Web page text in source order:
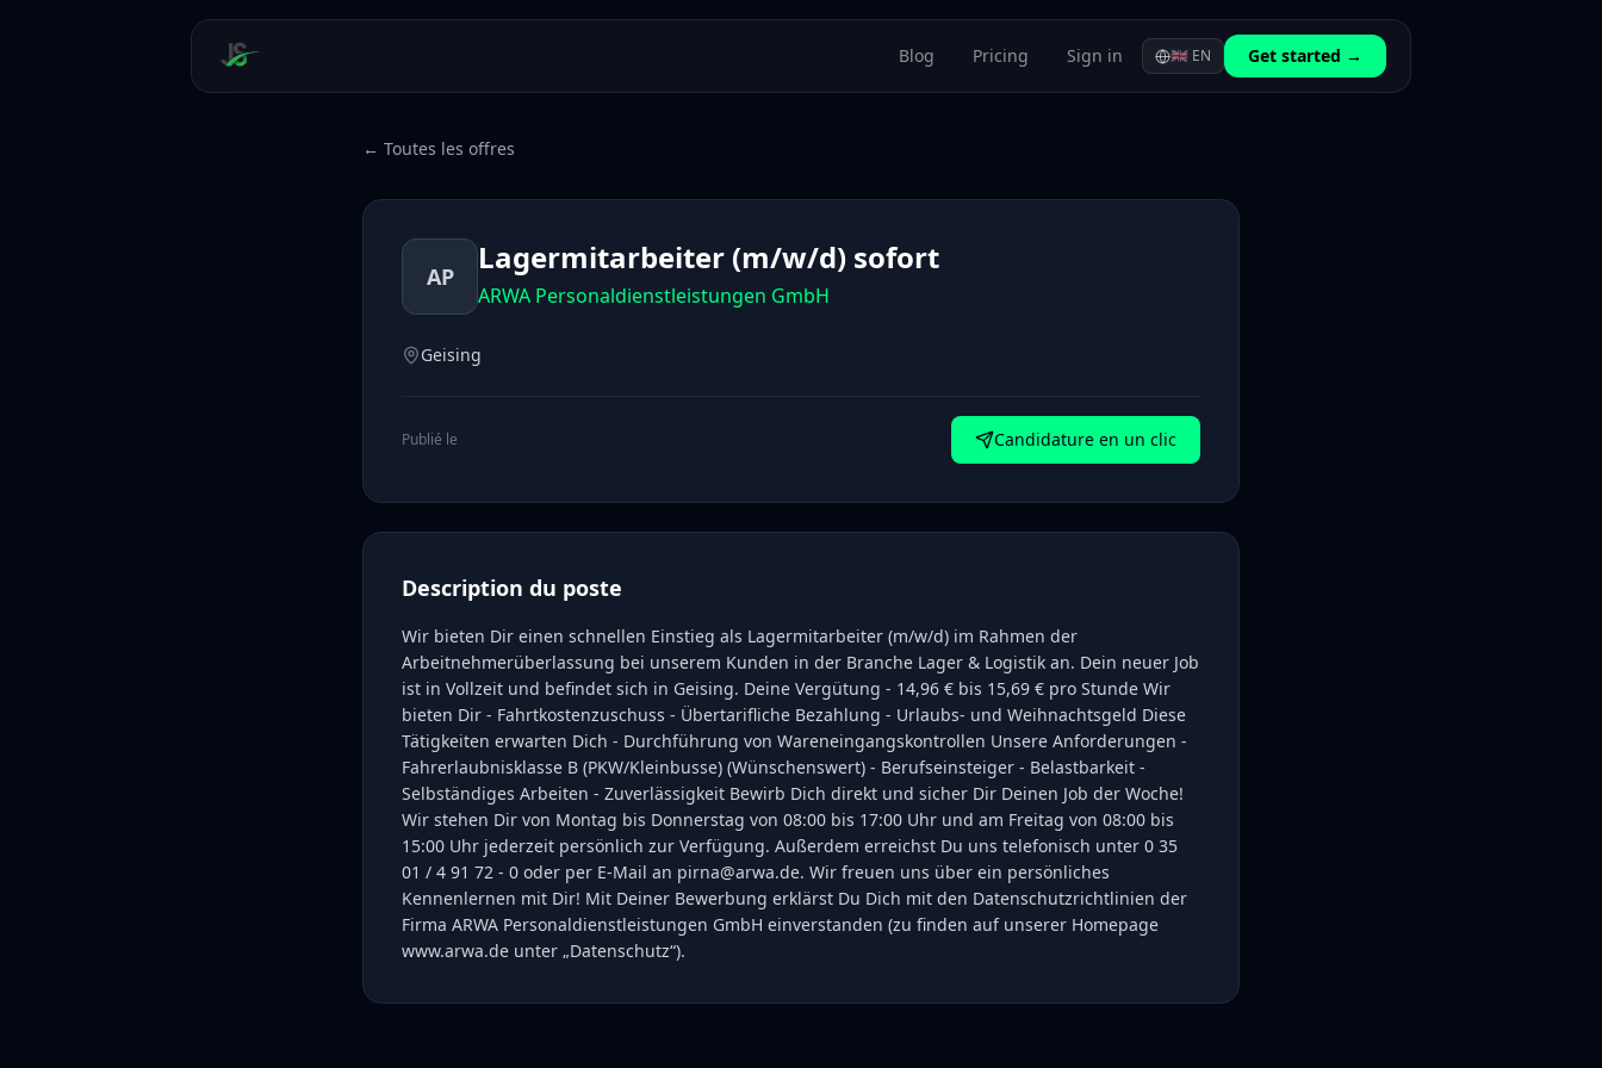
Blog Pricing Sign in 🇬🇧 EN Get started →
← Toutes les offres
AP Lagermitarbeiter (m/w/d) sofort
ARWA Personaldienstleistungen GmbH
Geising
Publié le Candidature en un clic
Description du poste
Wir bieten Dir einen schnellen Einstieg als Lagermitarbeiter (m/w/d) im Rahmen der
Arbeitnehmerüberlassung bei unserem Kunden in der Branche Lager & Logistik an. Dein neuer Job
ist in Vollzeit und befindet sich in Geising. Deine Vergütung - 14,96 € bis 15,69 € pro Stunde Wir
bieten Dir - Fahrtkostenzuschuss - Übertarifliche Bezahlung - Urlaubs- und Weihnachtsgeld Diese
Tätigkeiten erwarten Dich - Durchführung von Wareneingangskontrollen Unsere Anforderungen -
Fahrerlaubnisklasse B (PKW/Kleinbusse) (Wünschenswert) - Berufseinsteiger - Belastbarkeit -
Selbständiges Arbeiten - Zuverlässigkeit Bewirb Dich direkt und sicher Dir Deinen Job der Woche!
Wir stehen Dir von Montag bis Donnerstag von 08:00 bis 17:00 Uhr und am Freitag von 08:00 bis
15:00 Uhr jederzeit persönlich zur Verfügung. Außerdem erreichst Du uns telefonisch unter 0 35
01 / 4 91 72 - 0 oder per E-Mail an pirna@arwa.de. Wir freuen uns über ein persönliches
Kennenlernen mit Dir! Mit Deiner Bewerbung erklärst Du Dich mit den Datenschutzrichtlinien der
Firma ARWA Personaldienstleistungen GmbH einverstanden (zu finden auf unserer Homepage
www.arwa.de unter „Datenschutz“).